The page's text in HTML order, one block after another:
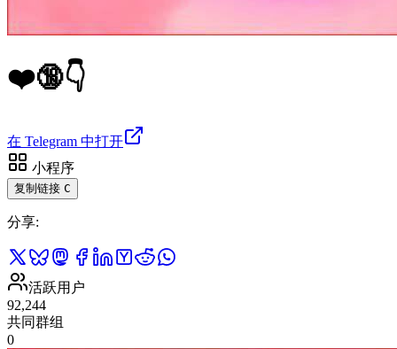
❤️🔞👇
在 Telegram 中打开
小程序
复制链接 C
分享:
活跃用户
92,244
共同群组
0